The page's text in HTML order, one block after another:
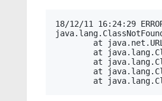
18/12/11 16:24:29